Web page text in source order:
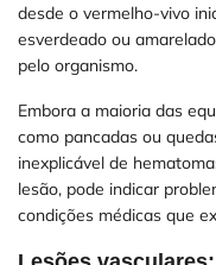
desde o vermelho-vivo
esverdeado ou
pelo organismo.
Embora a maioria das
como pancadas ou
inexplicável de
lesão, pode indicar
condições médicas que